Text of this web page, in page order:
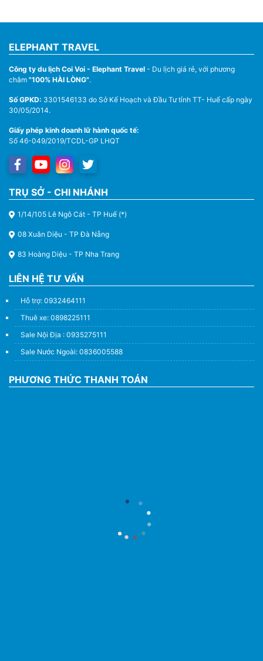
ELEPHANT TRAVEL
Công ty du lịch Coi Voi - Elephant Travel - Du lịch giá rẻ, với phương
châm "100% HÀI LÒNG".
Số GPKD: 3301546133 do Sở Kế Hoạch và Đầu Tư tỉnh TT- Huế cấp ngày
30/05/2014.
Giấy phép kinh doanh lữ hành quốc tế:
Số 46-049/2019/TCDL-GP LHQT
TRỤ SỞ - CHI NHÁNH
1/14/105 Lê Ngô Cát - TP Huế (*)
08 Xuân Diệu - TP Đà Nẵng
83 Hoàng Diệu - TP Nha Trang
LIÊN HỆ TƯ VẤN
Hỗ trợ: 0932464111
Thuê xe: 0898225111
Sale Nội Địa : 0935275111
Sale Nước Ngoài: 0836005588
PHƯƠNG THỨC THANH TOÁN